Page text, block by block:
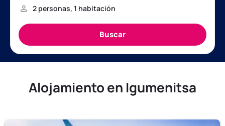
Alojamiento en Igumenitsa